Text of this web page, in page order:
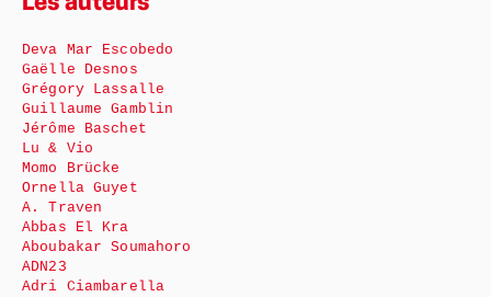
Deva Mar Escobedo
Gaëlle Desnos
Grégory Lassalle
Guillaume Gamblin
Jérôme Baschet
Lu & Vio
Momo Brücke
Ornella Guyet
A. Traven
Abbas El Kra
Aboubakar Soumahoro
ADN23
Adri Ciambarella